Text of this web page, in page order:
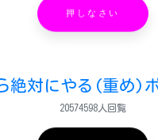
押しなさい
絶対にやる(重め)
20574598人回覧